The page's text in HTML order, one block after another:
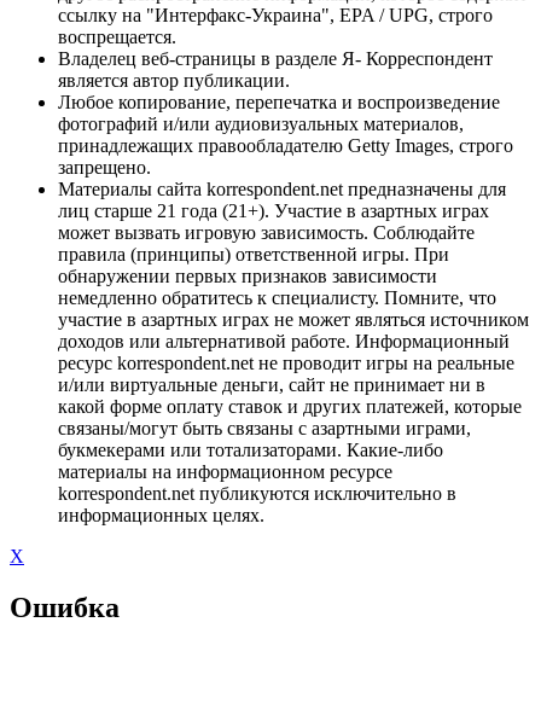
ссылку на "Интерфакс-Украина", EPA / UPG, строго
воспрещается.
Владелец веб-страницы в разделе Я- Корреспондент
является автор публикации.
Любое копирование, перепечатка и воспроизведение
фотографий и/или аудиовизуальных материалов,
принадлежащих правообладателю Getty Images, строго
запрещено.
Материалы сайта korrespondent.net предназначены для
лиц старше 21 года (21+). Участие в азартных играх
может вызвать игровую зависимость. Соблюдайте
правила (принципы) ответственной игры. При
обнаружении первых признаков зависимости
немедленно обратитесь к специалисту. Помните, что
участие в азартных играх не может являться источником
доходов или альтернативой работе. Информационный
ресурс korrespondent.net не проводит игры на реальные
и/или виртуальные деньги, сайт не принимает ни в
какой форме оплату ставок и других платежей, которые
связаны/могут быть связаны с азартными играми,
букмекерами или тотализаторами. Какие-либо
материалы на информационном ресурсе
korrespondent.net публикуются исключительно в
информационных целях.
X
Ошибка